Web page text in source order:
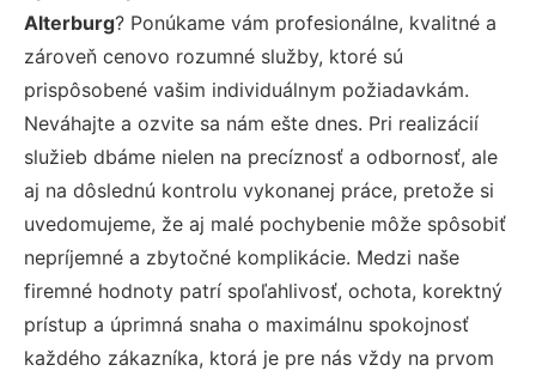
Alterburg? Ponúkame vám profesionálne, kvalitné a
zároveň cenovo rozumné služby, ktoré sú
prispôsobené vašim individuálnym požiadavkám.
Neváhajte a ozvite sa nám ešte dnes. Pri realizácií
služieb dbáme nielen na precíznosť a odbornosť, ale
aj na dôslednú kontrolu vykonanej práce, pretože si
uvedomujeme, že aj malé pochybenie môže spôsobiť
nepríjemné a zbytočné komplikácie. Medzi naše
firemné hodnoty patrí spoľahlivosť, ochota, korektný
prístup a úprimná snaha o maximálnu spokojnosť
každého zákazníka, ktorá je pre nás vždy na prvom